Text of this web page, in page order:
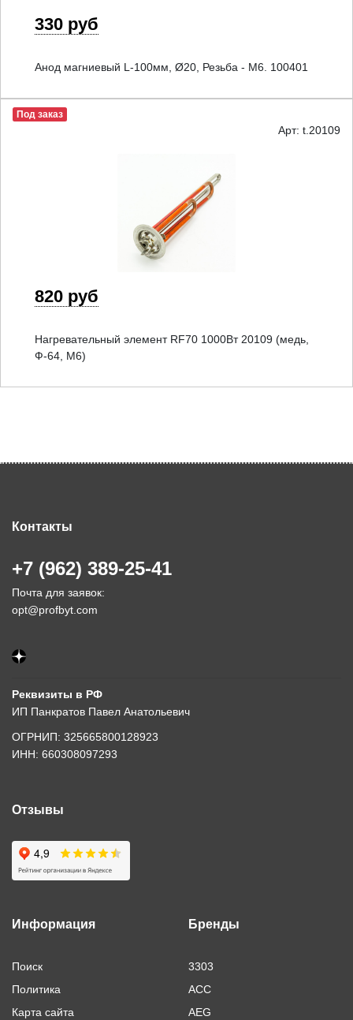
330 руб
Анод магниевый L-100мм, Ø20, Резьба - M6. 100401
Под заказ
Арт: t.20109
820 руб
Нагревательный элемент RF70 1000Вт 20109 (медь,
Ф-64, М6)
Контакты
+7 (962) 389-25-41
Почта для заявок:
opt@profbyt.com
Реквизиты в РФ
ИП Панкратов Павел Анатольевич
ОГРНИП: 325665800128923
ИНН: 660308097293
Отзывы
Информация
Поиск
Политика
Карта сайта
Бренды
3303
ACC
AEG